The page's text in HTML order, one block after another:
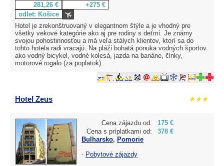
281,26 €
+275 €
odlet: Košice
Hotel je zrekonštruovaný v elegantnom štýle a je vhodný pre
všetky vekové kategórie ako aj pre rodiny s deťmi. Je známy
svojou pohostinnosťou a má veľa stálych klientov, ktorí sa do
tohto hotela radi vracajú. Na pláži bohatá ponuka vodných športov
ako vodný bicykel, vodné kolesá, jazda na banáne, člnky,
motorové rogalo (za poplatok).
Hotel Zeus
Cena zájazdu od:
175 €
Cena s príplatkami od:
378 €
Bulharsko, Pomorie
- Pobytové zájazdy